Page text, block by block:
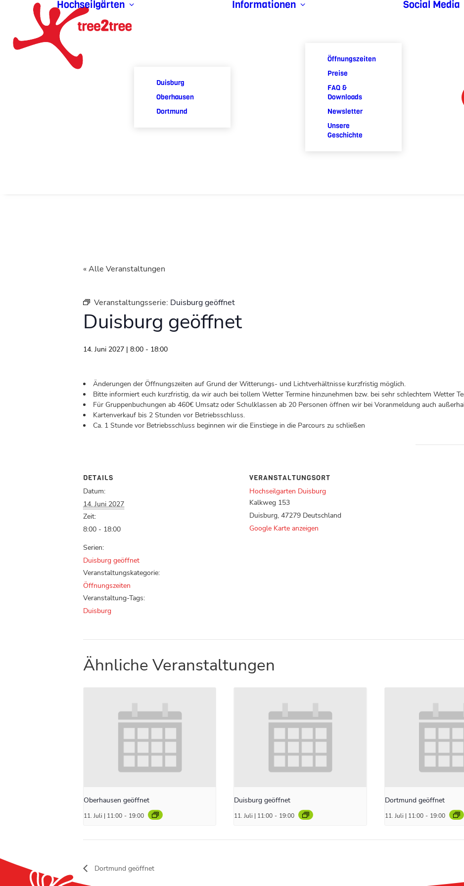
Hochseilgärten
Duisburg
Oberhausen
Dortmund
Informationen
Öffnungszeiten
Preise
FAQ &
Downloads
Newsletter
Unsere
Geschichte
Social Media
« Alle Veranstaltungen
Veranstaltungsserie: Duisburg geöffnet
Duisburg geöffnet
14. Juni 2027 | 8:00 - 18:00
Änderungen der Öffnungszeiten auf Grund der Witterungs- und Lichtverhältnisse kurzfristig möglich.
Bitte informiert euch kurzfristig, da wir auch bei tollem Wetter Termine hinzunehmen bzw. bei sehr schlechtem Wetter
Für Gruppenbuchungen ab 460€ Umsatz oder Schulklassen ab 20 Personen öffnen wir bei Voranmeldung auch
Kartenverkauf bis 2 Stunden vor Betriebsschluss.
Ca. 1 Stunde vor Betriebsschluss beginnen wir die Einstiege in die Parcours zu schließen
DETAILS
Datum:
14. Juni 2027
Zeit:
8:00 - 18:00
Serien:
Duisburg geöffnet
Veranstaltungskategorie:
Öffnungszeiten
Veranstaltung-Tags:
Duisburg
VERANSTALTUNGSORT
Hochseilgarten Duisburg
Kalkweg 153
Duisburg, 47279 Deutschland
Google Karte anzeigen
Ähnliche Veranstaltungen
Oberhausen geöffnet
11. Juli | 11:00 - 19:00
Duisburg geöffnet
11. Juli | 11:00 - 19:00
Dortmund geöffnet
11. Juli | 11:00 - 19:00
Dortmund geöffnet